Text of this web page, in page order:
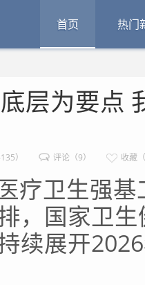
首页 热门
层为要点
） 评论（9） 收藏
卫生强基
，国家卫
续展开